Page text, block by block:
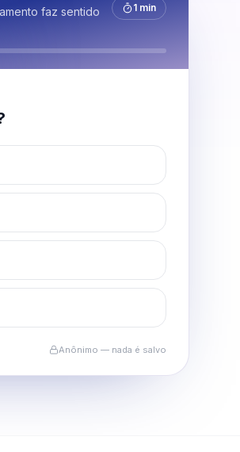
faz sentido
1 min
Anônimo — nada é salvo